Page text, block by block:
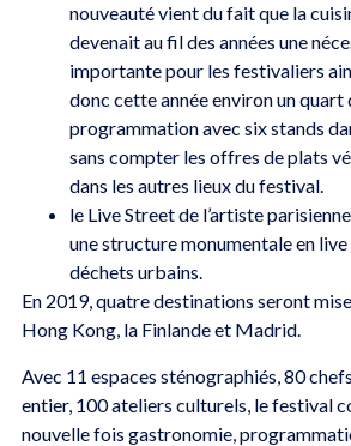
nouveauté vient du fait que la
devenait au fil des années une
importante pour les festivaliers
donc cette année environ un quart
programmation avec six stands
sans compter les offres de plats
dans les autres lieux du festival.
le Live Street de l’artiste
une structure monumentale en
déchets urbains.
En 2019, quatre destinations seront
Hong Kong, la Finlande et Madrid.
Avec 11 espaces sténographiés, 80
entier, 100 ateliers culturels, le festival
nouvelle fois gastronomie,